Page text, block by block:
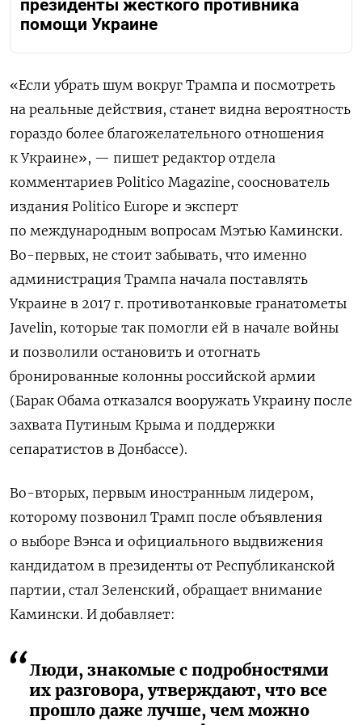
президенты жесткого противника
помощи Украине
«Если убрать шум вокруг Трампа и посмотреть
на реальные действия, станет видна вероятность
гораздо более благожелательного отношения
к Украине», — пишет редактор отдела
комментариев Politico Magazine, сооснователь
издания Politico Europe и эксперт
по международным вопросам Мэтью Камински.
Во-первых, не стоит забывать, что именно
администрация Трампа начала поставлять
Украине в 2017 г. противотанковые гранатометы
Javelin, которые так помогли ей в начале войны
и позволили остановить и отогнать
бронированные колонны российской армии
(Барак Обама отказался вооружать Украину после
захвата Путиным Крыма и поддержки
сепаратистов в Донбассе).
Во-вторых, первым иностранным лидером,
которому позвонил Трамп после объявления
о выборе Вэнса и официального выдвижения
кандидатом в президенты от Республиканской
партии, стал Зеленский, обращает внимание
Камински. И добавляет:
Люди, знакомые с подробностями
их разговора, утверждают, что все
прошло даже лучше, чем можно